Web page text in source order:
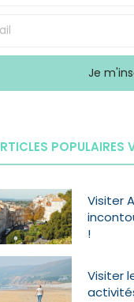
POPULAIRES
Visiter
!
Visiter